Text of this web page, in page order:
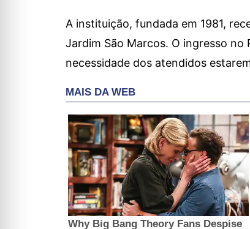
A instituição, fundada em 1981,
Jardim São Marcos. O ingresso
necessidade dos atendidos